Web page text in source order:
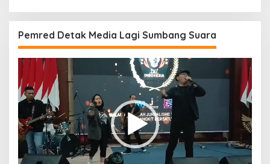
Pemred Detak Media Lagi Sumbang Suara
Pemutar